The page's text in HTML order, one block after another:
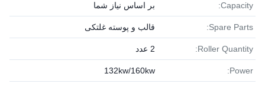
Capacity: بر اساس نیاز شما
Spare Parts: قالب و پوسته غلتکی
Roller Quantity: 2 عدد
Power:
132kw/160kw